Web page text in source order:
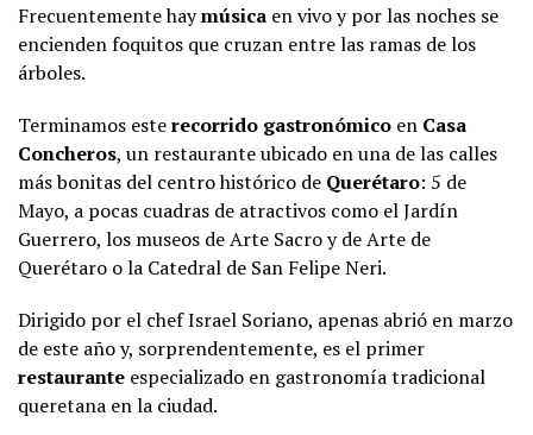
Frecuentemente haymúsica en vivo y por las noches se
encienden foquitos que cruzan entre las ramas de los
árboles.
Terminamos esterecorrido gastronómico en Casa
Concheros, un restaurante ubicado en una de las calles
más bonitas del centro histórico de Querétaro: 5 de
Mayo, a pocas cuadras de atractivos como el Jardín
Guerrero, los museos de Arte Sacro y de Arte de
Querétaro o la Catedral de San Felipe Neri.
Dirigido por el chef Israel Soriano, apenas abrió en marzo
de este año y, sorprendentemente, es el primer
restaurante especializado en gastronomía tradicional
queretana en la ciudad.